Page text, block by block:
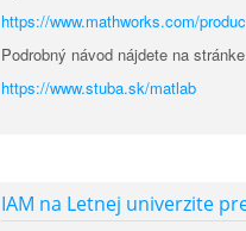
https://www.mathworks.com/
Podrobný návod nájdete na
https://www.stuba.sk/matlab
IAM na Letnej univerzite